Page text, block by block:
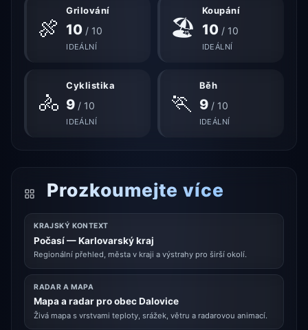
🍖
Grilování
10 / 10
IDEÁLNÍ
🏖
Koupání
10/ 10
IDEÁLNÍ
🚴
Cyklistika
9 / 10
IDEÁLNÍ
🏃
Běh
9/ 10
IDEÁLNÍ
Prozkoumejte více
KRAJSKÝ KONTEXT
Počasí — Karlovarský kraj
Regionální přehled, města v kraji a výstrahy pro širší okolí.
RADAR A MAPA
Mapa a radar pro obec Dalovice
Živá mapa s vrstvami teploty, srážek, větru a radarovou animací.